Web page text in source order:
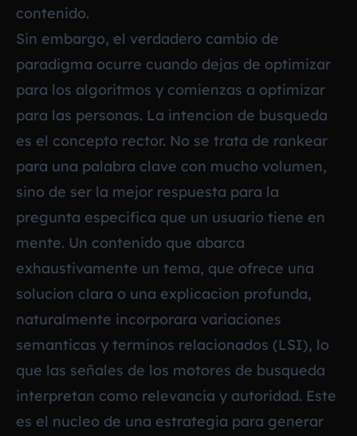
contenido.
Sin embargo, el verdadero cambio de
paradigma ocurre cuando dejas de optimizar
para los algoritmos y comienzas a optimizar
para las personas. La intencion de busqueda
es el concepto rector. No se trata de rankear
para una palabra clave con mucho volumen,
sino de ser la mejor respuesta para la
pregunta especifica que un usuario tiene en
mente. Un contenido que abarca
exhaustivamente un tema, que ofrece una
solucion clara o una explicacion profunda,
naturalmente incorporara variaciones
semanticas y terminos relacionados (LSI), lo
que las señales de los motores de busqueda
interpretan como relevancia y autoridad. Este
es el nucleo de una estrategia para generar